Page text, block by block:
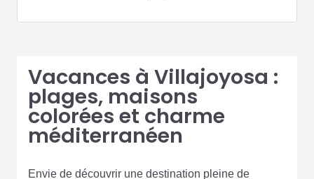
Vacances à Villajoyosa :
plages, maisons
colorées et charme
méditerranéen
Envie de découvrir une destination pleine de